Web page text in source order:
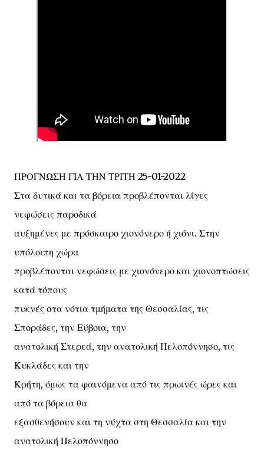
ΠΡΟΓΝΩΣΗ ΓΙΑ ΤΗΝ ΤΡΙΤΗ 25-01-2022
Στα δυτικά και τα βόρεια προβλέπονται λίγες
νεφώσεις παροδικά
αυξημένες με πρόσκαιρο χιονόνερο ή χιόνι. Στην
υπόλοιπη χώρα
προβλέπονται νεφώσεις με χιονόνερο και χιονοπτώσεις
κατά τόπους
πυκνές στα νότια τμήματα της Θεσσαλίας, τις
Σποράδες, την Εύβοια, την
ανατολική Στερεά, την ανατολική Πελοπόννησο, τις
Κυκλάδες και την
Κρήτη, όμως τα φαινόμενα από τις πρωινές ώρες και
από τα βόρεια θα
εξασθενήσουν και τη νύχτα στη Θεσσαλία και την
ανατολική Πελοπόννησο